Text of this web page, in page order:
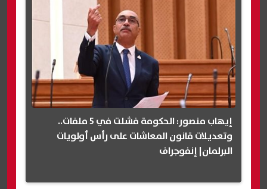
إيهاب منصور: الحكومة فشلت في 5 ملفات..
وتعديلات قانون المعاشات على رأس أولويات
البرلمان| إنفوجراف